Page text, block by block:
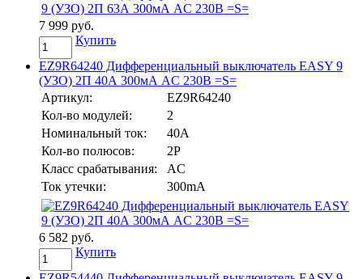
7 999 руб.
Купить
EZ9R64240 Дифференциальный выключатель EASY 9
(УЗО) 2П 40А 300мА AC 230В =S=
Артикул:
EZ9R64240
Кол-во модулей:
2
Номинальный ток:
40А
Кол-во полюсов:
2P
Класс срабатывания:
AC
Ток утечки:
300mA
6 582 руб.
Купить